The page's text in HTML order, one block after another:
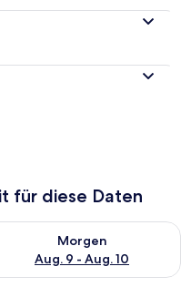
für diese Daten
Nacht, Aug. 8 - Aug. 9.
Morgen
Aug. 9 - Aug. 10
die Verfügbarkeit